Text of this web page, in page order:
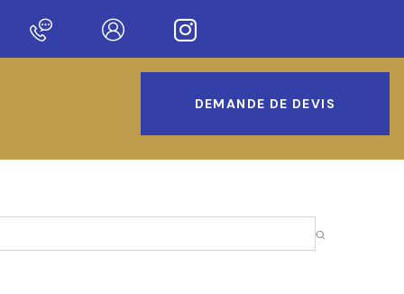
sur notre nouveau site !
DEMANDE DE DEVIS